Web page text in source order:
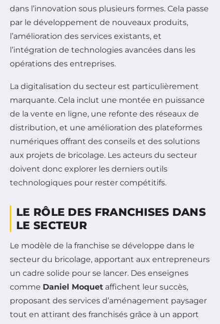
dans l’innovation sous plusieurs formes. Cela passe
par le développement de nouveaux produits,
l’amélioration des services existants, et
l’intégration de technologies avancées dans les
opérations des entreprises.
La digitalisation du secteur est particulièrement
marquante. Cela inclut une montée en puissance
de la vente en ligne, une refonte des réseaux de
distribution, et une amélioration des plateformes
numériques offrant des conseils et des solutions
aux projets de bricolage. Les acteurs du secteur
doivent donc explorer les derniers outils
technologiques pour rester compétitifs.
LE RÔLE DES FRANCHISES DANS
LE SECTEUR
Le modèle de la franchise se développe dans le
secteur du bricolage, apportant aux entrepreneurs
un cadre solide pour se lancer. Des enseignes
comme Daniel Moquet affichent leur succès,
proposant des services d’aménagement paysager
tout en attirant des franchisés grâce à un apport